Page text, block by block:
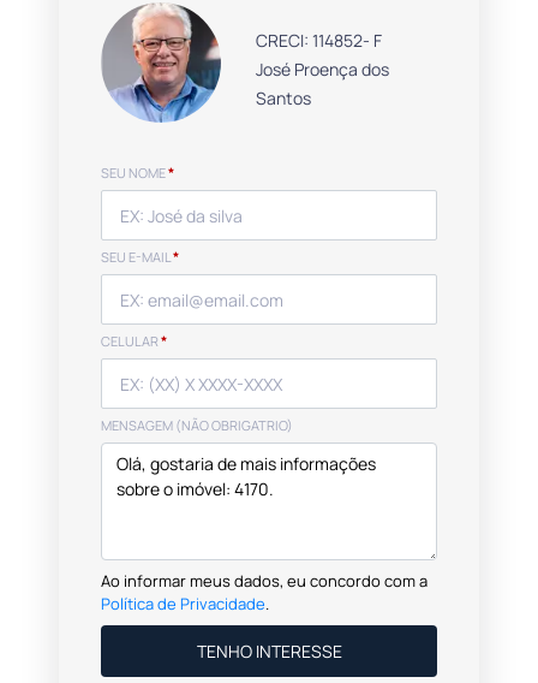
CRECI: 114852- F
José Proença dos
Santos
SEU NOME*
SEU E-MAIL*
CELULAR *
MENSAGEM (NÃO OBRIGATRIO)
Ao informar meus dados, eu concordo com a
Política de Privacidade.
TENHO INTERESSE